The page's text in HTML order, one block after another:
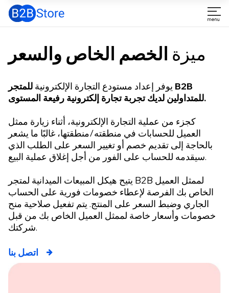
ميزة الخصم الخاص والسعر
يوفر إعداد مستودع التجارة الإلكترونية للمتجر B2B
للمتداولين لديك تجربة تجارة إلكترونية رفيعة المستوى.
كجزء من عملية التجارة الإلكترونية، أثناء زيارة ممثل
العميل للحسابات في منطقته/منطقتها، غالبًا ما يشعر
بالحاجة إلى تقديم خصم أو تغيير السعر على الطلب الذي
سيقدمه للحساب على الفور من أجل إغلاق عملية البيع.
يتيح هيكل المبيعات الميدانية لمتجر B2B لممثل العميل
الخاص بك الفرصة لإعطاء خصومات فورية على الحساب
الجاري وضبط السعر على المنتج. يتم تفعيل صلاحية منح
خصومات وأسعار خاصة لممثل العميل الخاص بك من قبل
شركتك.
اتصل بنا